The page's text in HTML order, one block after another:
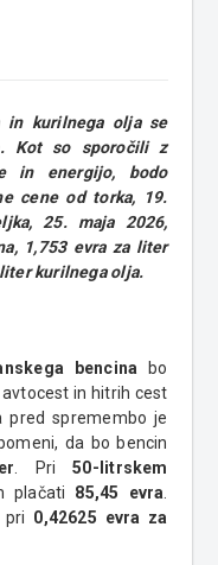
in kurilnega olja se
Kot so sporočili z
in energijo, bodo
cene od torka, 19.
25. maja 2026,
1,753 evra za liter
kurilnega olja.
bencina bo
in hitrih cest
pred spremembo je
da bo bencin
. Pri50-litrskem
plačati 85,45 evra
pri 0,42625 evra za